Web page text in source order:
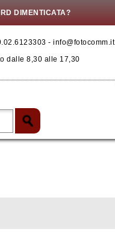
DIMENTICATA?
- info@fotocomm.it
dalle 8,30 alle 17,30